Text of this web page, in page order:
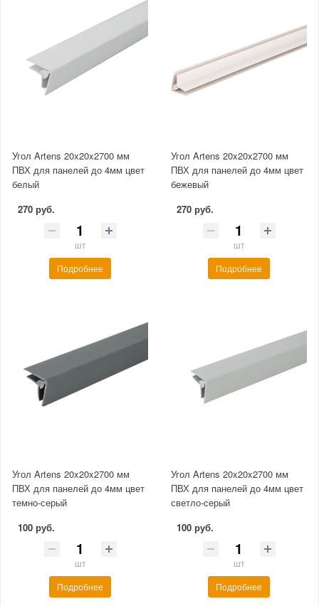
Угол Artens 20x20x2700 мм
ПВХ для панелей до 4мм цвет
белый
270 руб.
шт
Подробнее
Угол Artens 20x20x2700 мм
ПВХ для панелей до 4мм цвет
бежевый
270 руб.
шт
Подробнее
Угол Artens 20x20x2700 мм
ПВХ для панелей до 4мм цвет
темно-серый
100 руб.
шт
Подробнее
Угол Artens 20x20x2700 мм
ПВХ для панелей до 4мм цвет
светло-серый
100 руб.
шт
Подробнее